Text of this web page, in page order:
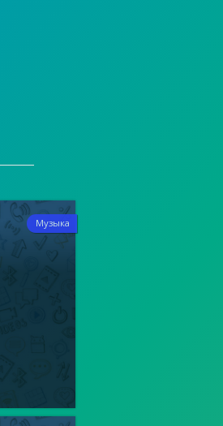
Музыка